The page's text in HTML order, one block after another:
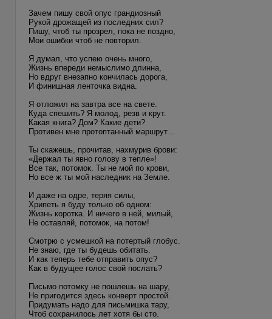
Зачем пишу свой опус грандиозный
Рукой дрожащей из последних сил?
Пишу, чтоб ты прозрел, пока не поздно,
Мои ошибки чтоб не повторил.
Я думал, что успею очень много,
Жизнь впереди немыслимо длинна,
Но вдруг внезапно кончилась дорога,
И финишная ленточка видна.
Я отложил на завтра все на свете.
Куда спешить? Я молод, резв и крут.
Какая книга? Дом? Какие дети?
Противен мне протоптанный маршрут…
Ты скажешь, прочитав, нахмурив брови:
«Держал ты явно голову в тепле»!
Все так, потомок. Ты не мой по крови,
Но все ж ты мой наследник на Земле.
И даже на одре, теряя силы,
Хрипеть я буду только об одном:
Жизнь коротка. И ничего в ней, милый,
Не оставляй, потомок, на потом!
Смотрю с усмешкой на потертый глобус.
Не знаю, где ты будешь обитать.
И как теперь тебе отправить опус?
Как в будущее голос свой послать?
Письмо потомку не пошлешь на шару,
Не пригодится здесь конверт простой.
Придумать надо для письмишка тару,
Чтоб сохранилось лет хотя бы сто.